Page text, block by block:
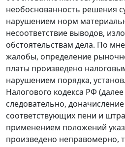
необоснованность решения
нарушением норм
несоответствие выводов,
обстоятельствам дела. По
жалобы, определение
платы произведено
нарушением порядка,
Налогового кодекса РФ
следовательно,
соответствующих пени и
применением положений
произведено неправомерно,